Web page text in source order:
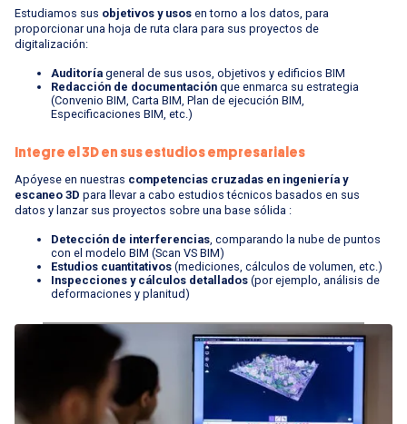
Estudiamos sus objetivos y usos en torno a los datos, para
proporcionar una hoja de ruta clara para sus proyectos de
digitalización:
Auditoría general de sus usos, objetivos y edificios BIM
Redacción de documentación que enmarca su estrategia
(Convenio BIM, Carta BIM, Plan de ejecución BIM,
Especificaciones BIM, etc.)
Integre el 3D en sus estudios empresariales
Apóyese en nuestras competencias cruzadas en ingeniería y
escaneo 3D para llevar a cabo estudios técnicos basados en sus
datos y lanzar sus proyectos sobre una base sólida :
Detección de interferencias , comparando la nube de puntos
con el modelo BIM (Scan VS BIM)
Estudios cuantitativos (mediciones, cálculos de volumen, etc.)
Inspecciones y cálculos detallados (por ejemplo, análisis de
deformaciones y planitud)